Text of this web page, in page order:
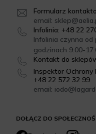
DOŁĄCZ DO
Formularz
email:
Infolinia: +48 22
Infolinia czynna
godzinach 9:00-
Kontakt do
Inspektor
+48 22 572 32 99
email: